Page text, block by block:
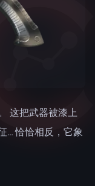
这把武器被漆上
… 恰恰相反，它象